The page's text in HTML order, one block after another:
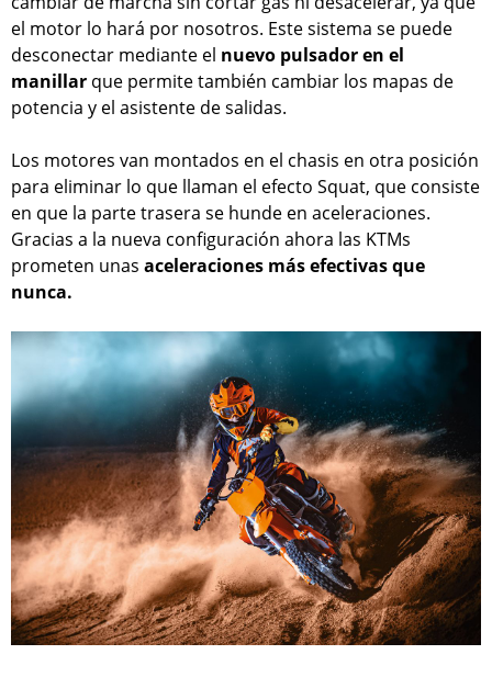
el motor lo hará por nosotros. Este sistema se puede
desconectar mediante el nuevo pulsador en el
manillar que permite también cambiar los mapas de
potencia y el asistente de salidas.
Los motores van montados en el chasis en otra posición
para eliminar lo que llaman el efecto Squat, que consiste
en que la parte trasera se hunde en aceleraciones.
Gracias a la nueva configuración ahora las KTMs
prometen unas aceleraciones más efectivas que
nunca.